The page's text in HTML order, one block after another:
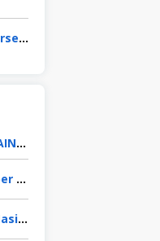
PT Bank Syariah Indonesia (Persero) Tbk
INFO LOKER MANAGEMENT TRAINEE APRIL 2026
Magang Nasional Mulai Oktober 2025, Fresh Graduate Dapat Gaji UMP Selama 6 Bulan
Mengenal Posisi Kondektur, Masinis, Asisten PPKA, Pemeliharaan Sarana dan Prasarana, Polsuska (Polisi Khusus Kereta Api), di PT KAI